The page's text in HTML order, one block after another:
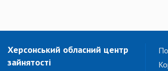
Херсонський обласний центр
зайнятості